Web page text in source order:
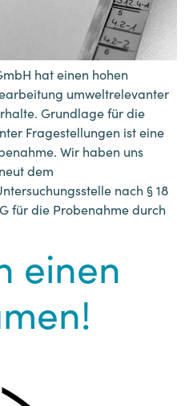
hat einen hohen
umweltrelevanter
Grundlage für die
Fragestellungen ist eine
Wir haben uns
dem
nach § 18
für die Probenahme durch
einen